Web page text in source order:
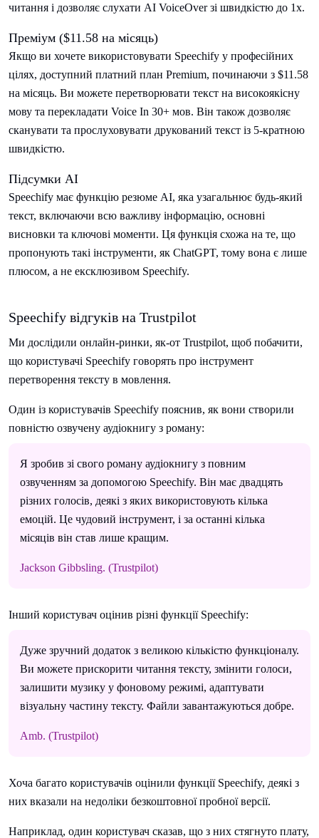
читання і дозволяє слухати AI VoiceOver зі швидкістю до 1х.
Преміум ($11.58 на місяць)
Якщо ви хочете використовувати Speechify у професійних
цілях, доступний платний план Premium, починаючи з $11.58
на місяць. Ви можете перетворювати текст на високоякісну
мову та перекладати Voice In 30+ мов. Він також дозволяє
сканувати та прослуховувати друкований текст із 5-кратною
швидкістю.
Підсумки AI
Speechify має функцію резюме AI, яка узагальнює будь-який
текст, включаючи всю важливу інформацію, основні
висновки та ключові моменти. Ця функція схожа на те, що
пропонують такі інструменти, як ChatGPT, тому вона є лише
плюсом, а не ексклюзивом Speechify.
Speechify відгуків на Trustpilot
Ми дослідили онлайн-ринки, як-от Trustpilot, щоб побачити,
що користувачі Speechify говорять про інструмент
перетворення тексту в мовлення.
Один із користувачів Speechify пояснив, як вони створили
повністю озвучену аудіокнигу з роману:
Я зробив зі свого роману аудіокнигу з повним
озвученням за допомогою Speechify. Він має двадцять
різних голосів, деякі з яких використовують кілька
емоцій. Це чудовий інструмент, і за останні кілька
місяців він став лише кращим.
Jackson Gibbsling. (Trustpilot)
Інший користувач оцінив різні функції Speechify:
Дуже зручний додаток з великою кількістю функціоналу.
Ви можете прискорити читання тексту, змінити голоси,
залишити музику у фоновому режимі, адаптувати
візуальну частину тексту. Файли завантажуються добре.
Amb. (Trustpilot)
Хоча багато користувачів оцінили функції Speechify, деякі з
них вказали на недоліки безкоштовної пробної версії.
Наприклад, один користувач сказав, що з них стягнуто плату,